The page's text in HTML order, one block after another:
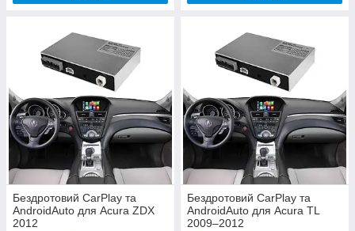
Бездротовий CarPlay та
AndroidAuto для Acura ZDX
2012
Бездротовий CarPlay та
AndroidAuto для Acura TL
2009–2012